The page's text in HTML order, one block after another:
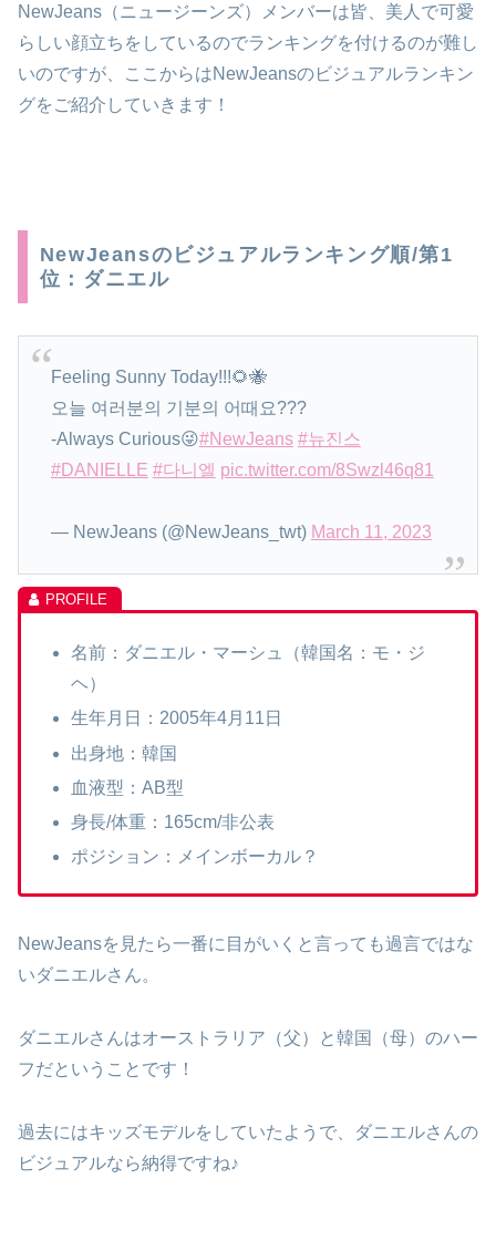
NewJeans（ニュージーンズ）メンバーは皆、美人で可愛
らしい顔立ちをしているのでランキングを付けるのが難し
いのですが、ここからはNewJeansのビジュアルランキン
グをご紹介していきます！
NewJeansのビジュアルランキング順/第1
位：ダニエル
Feeling Sunny Today!!!🌻🐝
오늘 여러분의 기분의 어때요???
-Always Curious😜#NewJeans #뉴진스
#DANIELLE #다니엘 pic.twitter.com/8Swzl46q81
— NewJeans (@NewJeans_twt) March 11, 2023
名前：ダニエル・マーシュ（韓国名：モ・ジ
ヘ）
生年月日：2005年4月11日
出身地：韓国
血液型：AB型
身長/体重：165cm/非公表
ポジション：メインボーカル？
NewJeansを見たら一番に目がいくと言っても過言ではな
いダニエルさん。
ダニエルさんはオーストラリア（父）と韓国（母）のハー
フだということです！
過去にはキッズモデルをしていたようで、ダニエルさんの
ビジュアルなら納得ですね♪